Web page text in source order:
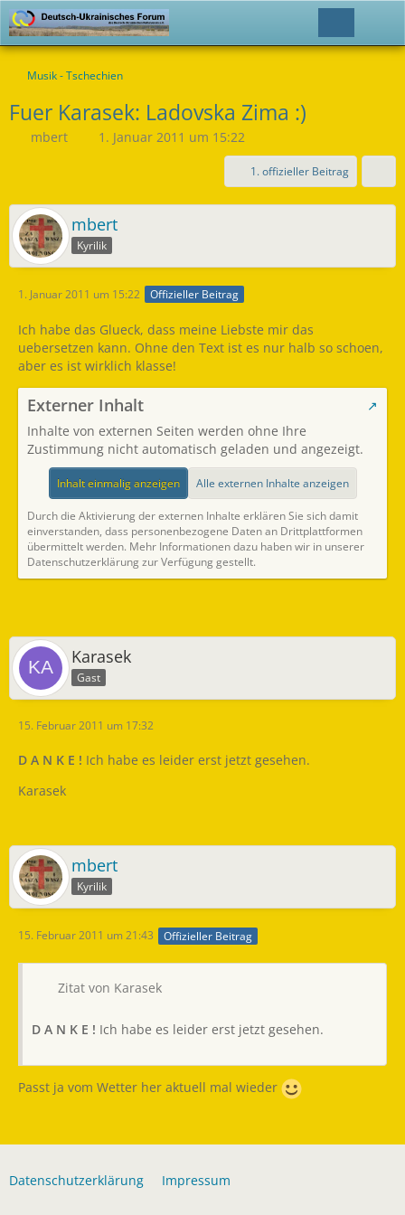
Musik - Tschechien
Fuer Karasek: Ladovska Zima :)
mbert 1. Januar 2011 um 15:22
1. offizieller Beitrag
mbert
Kyrilik
1. Januar 2011 um 15:22 Offizieller Beitrag
Ich habe das Glueck, dass meine Liebste mir das
uebersetzen kann. Ohne den Text ist es nur halb so schoen,
aber es ist wirklich klasse!
Externer Inhalt
Inhalte von externen Seiten werden ohne Ihre
Zustimmung nicht automatisch geladen und angezeigt.
Inhalt einmalig anzeigen Alle externen Inhalte anzeigen
Durch die Aktivierung der externen Inhalte erklären Sie sich damit
einverstanden, dass personenbezogene Daten an Drittplattformen
übermittelt werden. Mehr Informationen dazu haben wir in unserer
Datenschutzerklärung zur Verfügung gestellt.
Karasek
Gast
15. Februar 2011 um 17:32
D A N K E ! Ich habe es leider erst jetzt gesehen.
Karasek
mbert
Kyrilik
15. Februar 2011 um 21:43 Offizieller Beitrag
Zitat von Karasek
D A N K E ! Ich habe es leider erst jetzt gesehen.
Passt ja vom Wetter her aktuell mal wieder
Datenschutzerklärung Impressum